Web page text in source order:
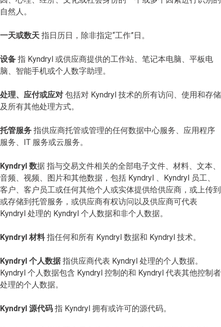
自然人。
一天或数天 指日历日，除非指定“工作”日。
设备 指 Kyndryl 或供应商提供的工作站、笔记本电脑、平板电
脑、智能手机或个人数字助理。
处理、应付或应对 包括对 Kyndryl 技术的所有访问、使用和存储
及所有其他处理方式。
托管服务 指供应商托管或管理的任何数据中心服务、应用程序
服务、IT 服务或云服务。
Kyndryl 数据 指与交易文件相关的全部电子文件、材料、文本、
音频、视频、图片和其他数据，包括 Kyndryl 、Kyndryl 员工、
客户、客户员工或任何其他个人或实体提供给供应商，或上传到
或存储到托管服务，或供应商有权访问以及供应商可代表
Kyndryl 处理的 Kyndryl 个人数据和非个人数据。
Kyndryl 材料指任何和所有 Kyndryl 数据和 Kyndryl 技术。
Kyndryl 个人数据指供应商代表 Kyndryl 处理的个人数据。
Kyndryl 个人数据包含 Kyndryl 控制的和 Kyndryl 代表其他控制者
处理的个人数据。
Kyndryl 源代码 指 Kyndryl 拥有或许可的源代码。